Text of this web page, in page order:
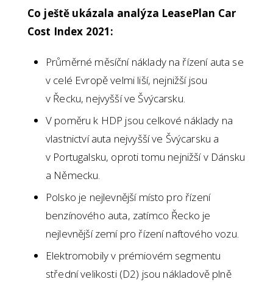
Co ještě ukázala analýza LeasePlan Car
Cost Index 2021:
Průměrné měsíční náklady na řízení auta se
v celé Evropě velmi liší, nejnižší jsou
v Řecku, nejvyšší ve Švýcarsku.
V poměru k HDP jsou celkové náklady na
vlastnictví auta nejvyšší ve Švýcarsku a
v Portugalsku, oproti tomu nejnižší v Dánsku
a Německu.
Polsko je nejlevnější místo pro řízení
benzínového auta, zatímco Řecko je
nejlevnější zemí pro řízení naftového vozu.
Elektromobily v prémiovém segmentu
střední velikosti (D2) jsou nákladově plně